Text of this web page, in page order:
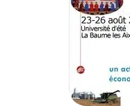
Spiritualité
Membres